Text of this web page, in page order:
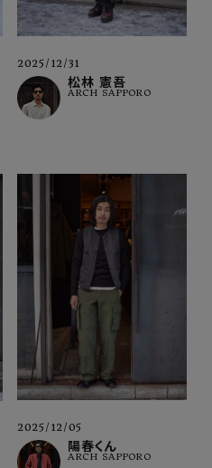
2025/12/31
松林 憲吾
ARCH SAPPORO
2025/12/05
陽春くん
ARCH SAPPORO